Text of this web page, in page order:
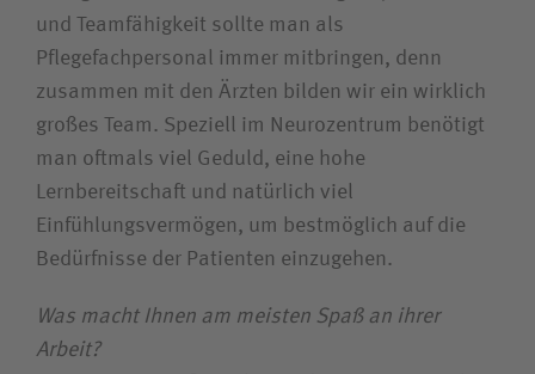
und Teamfähigkeit sollte man als
Pflegefachpersonal immer mitbringen, denn
zusammen mit den Ärzten bilden wir ein wirklich
großes Team. Speziell im Neurozentrum benötigt
man oftmals viel Geduld, eine hohe
Lernbereitschaft und natürlich viel
Einfühlungsvermögen, um bestmöglich auf die
Bedürfnisse der Patienten einzugehen.
Was macht Ihnen am meisten Spaß an ihrer
Arbeit?